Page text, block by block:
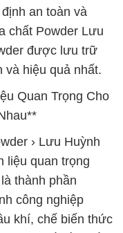
an toàn và
chất Powder Lưu
được lưu trữ
và hiệu quả nhất.
Quan Trọng Cho
› Lưu Huỳnh
liệu quan trọng
thành phần
công nghiệp
khí, chế biến thức